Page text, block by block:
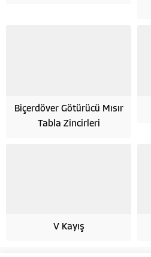
Biçerdöver Götürücü Mısır
Tabla Zincirleri
V Kayış